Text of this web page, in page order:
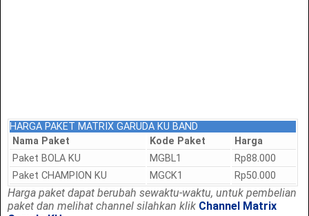
HARGA PAKET MATRIX GARUDA KU BAND
Nama Paket
Kode Paket
Harga
Paket BOLA KU
MGBL1
Rp88.000
Paket CHAMPION KU
MGCK1 Rp50.000
Harga paket dapat berubah sewaktu-waktu, untukpembelian
paket dan melihat channel silahkan klik Channel Matrix